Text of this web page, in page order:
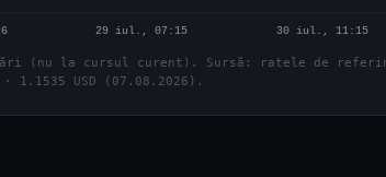
la cursul curent). Sursă: ratele de
· 1.1535 USD (07.08.2026).